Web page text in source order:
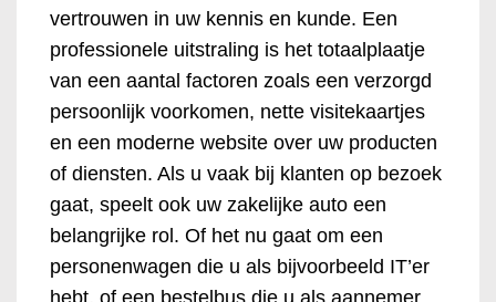
vertrouwen in uw kennis en kunde. Een
professionele uitstraling is het totaalplaatje
van een aantal factoren zoals een verzorgd
persoonlijk voorkomen, nette visitekaartjes
en een moderne website over uw producten
of diensten. Als u vaak bij klanten op bezoek
gaat, speelt ook uw zakelijke auto een
belangrijke rol. Of het nu gaat om een
personenwagen die u als bijvoorbeeld IT’er
hebt, of een bestelbus die u als aannemer